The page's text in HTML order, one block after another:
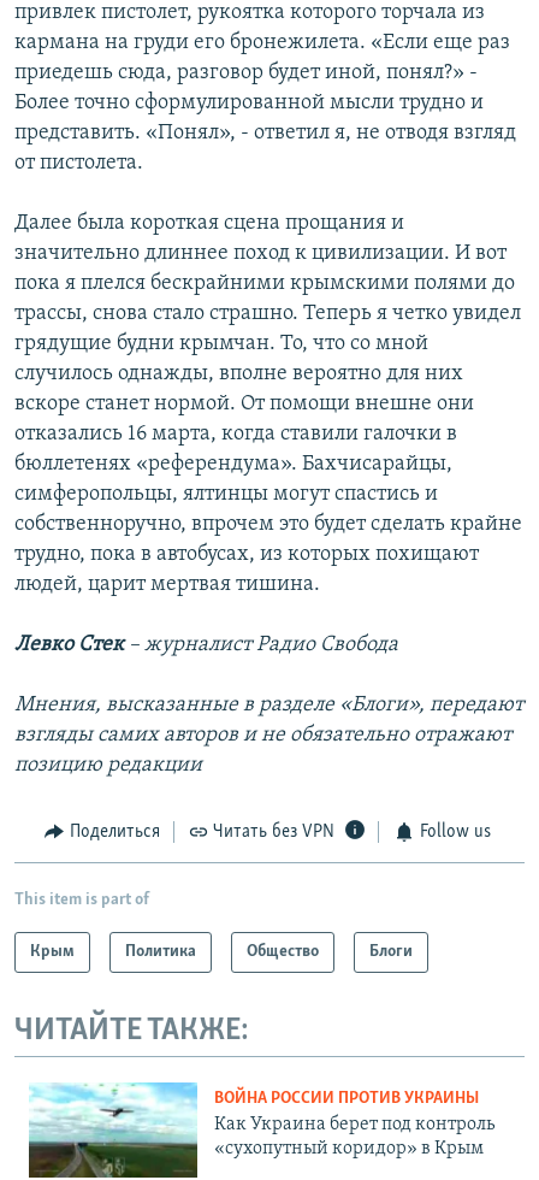
привлек пистолет, рукоятка которого торчала из
кармана на груди его бронежилета. «Если еще раз
приедешь сюда, разговор будет иной, понял?» -
Более точно сформулированной мысли трудно и
представить. «Понял», - ответил я, не отводя взгляд
от пистолета.
Далее была короткая сцена прощания и
значительно длиннее поход к цивилизации. И вот
пока я плелся бескрайними крымскими полями до
трассы, снова стало страшно. Теперь я четко увидел
грядущие будни крымчан. То, что со мной
случилось однажды, вполне вероятно для них
вскоре станет нормой. От помощи внешне они
отказались 16 марта, когда ставили галочки в
бюллетенях «референдума». Бахчисарайцы,
симферопольцы, ялтинцы могут спастись и
собственноручно, впрочем это будет сделать крайне
трудно, пока в автобусах, из которых похищают
людей, царит мертвая тишина.
Левко Стек– журналист Радио Свобода
Мнения, высказанные в разделе «Блоги», передают
взгляды самих авторов и не обязательно отражают
позицию редакции
Поделиться Читать без VPN Follow us
This item is part of
Крым Политика Общество Блоги
ЧИТАЙТЕ ТАКЖЕ:
ВОЙНА РОССИИ ПРОТИВ УКРАИНЫ
Как Украина берет под контроль
«сухопутный коридор» в Крым